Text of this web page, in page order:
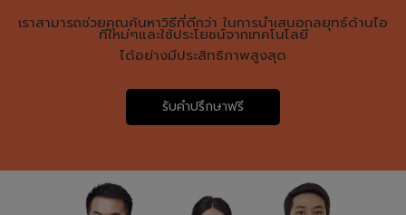
เราสามารถช่วยคุณค้นหาวิธีที่ดีกว่า ในการนำเสนอกลยุทธ์ด้านไอ
ทีใหม่ๆและใช้ประโยชน์จากเทคโนโลยี
ได้อย่างมีประสิทธิภาพสูงสุด
รับคำปรึกษาฟรี